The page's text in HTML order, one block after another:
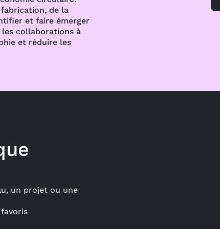
de la
et faire émerger
collaborations à
et réduire les
un projet ou une